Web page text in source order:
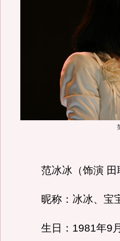
范冰冰（饰演 田
昵称：冰冰、宝
生日：1981年9